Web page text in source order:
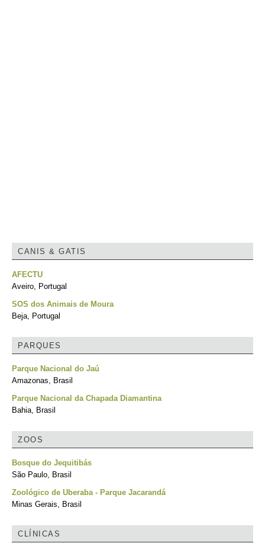
CANIS & GATIS
AFECTU
Aveiro, Portugal
SOS dos Animais de Moura
Beja, Portugal
PARQUES
Parque Nacional do Jaú
Amazonas, Brasil
Parque Nacional da Chapada Diamantina
Bahia, Brasil
ZOOS
Bosque do Jequitibás
São Paulo, Brasil
Zoológico de Uberaba - Parque Jacarandá
Minas Gerais, Brasil
CLÍNICAS